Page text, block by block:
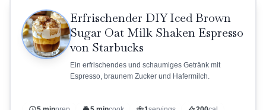
Erfrischender DIY Iced Brown
Sugar Oat Milk Shaken Espresso
von Starbucks
Ein erfrischendes und schaumiges Getränk mit
Espresso, braunem Zucker und Hafermilch.